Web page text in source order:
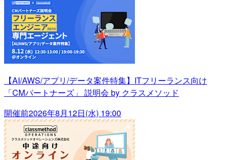
【AI/AWS/アプリ/データ案件特集】ITフリーランス向け
「CMパートナーズ」 説明会 by クラスメソッド
開催前2026年8月12日(水) 19:00